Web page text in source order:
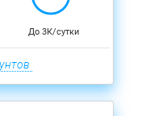
До 3К/сутки